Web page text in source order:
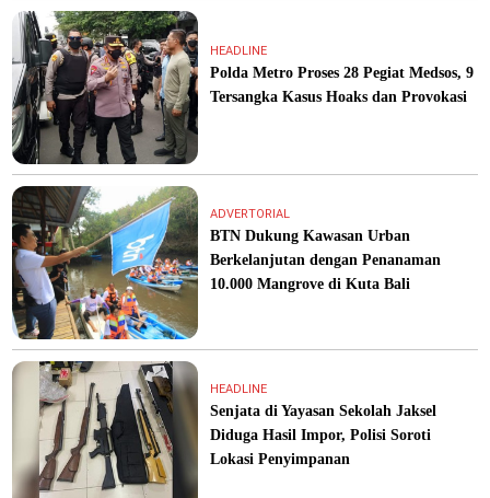
HEADLINE
Polda Metro Proses 28 Pegiat Medsos, 9
Tersangka Kasus Hoaks dan Provokasi
ADVERTORIAL
BTN Dukung Kawasan Urban
Berkelanjutan dengan Penanaman
10.000 Mangrove di Kuta Bali
HEADLINE
Senjata di Yayasan Sekolah Jaksel
Diduga Hasil Impor, Polisi Soroti
Lokasi Penyimpanan